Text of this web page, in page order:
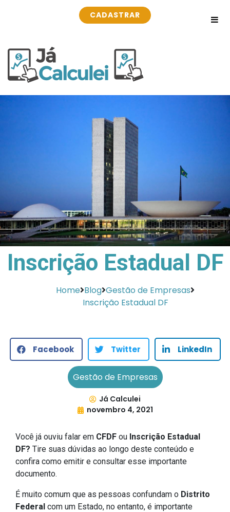
CADASTRAR
Inscrição Estadual DF
Home Blog Gestão de Empresas
Inscrição Estadual DF
Facebook Twitter LinkedIn
Gestão de Empresas
Já Calculei
novembro 4, 2021
Você já ouviu falar em CFDF ou Inscrição Estadual
DF? Tire suas dúvidas ao longo deste conteúdo e
confira como emitir e consultar esse importante
documento.
É muito comum que as pessoas confundam o Distrito
Federal com um Estado, no entanto, é importante